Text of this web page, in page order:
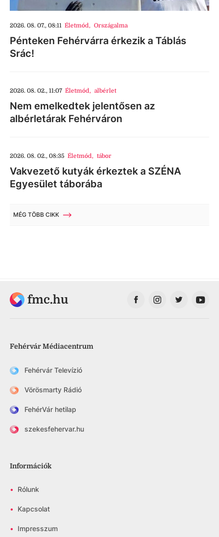
2026. 08. 07., 08:11 Életmód, Országalma
Pénteken Fehérvárra érkezik a Táblás
Srác!
2026. 08. 02., 11:07 Életmód, albérlet
Nem emelkedtek jelentősen az
albérletárak Fehérváron
2026. 08. 02., 08:35 Életmód, tábor
Vakvezető kutyák érkeztek a SZÉNA
Egyesület táborába
MÉG TÖBB CIKK
fmc.hu
Fehérvár Médiacentrum
Fehérvár Televízió
Vörösmarty Rádió
FehérVár hetilap
szekesfehervar.hu
Információk
• Rólunk
• Kapcsolat
• Impresszum